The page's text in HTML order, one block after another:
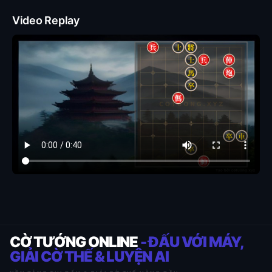
Video Replay
CỜ TƯỚNG ONLINE- ĐẤU VỚI MÁY,
GIẢI CỜ THẾ & LUYỆN AI